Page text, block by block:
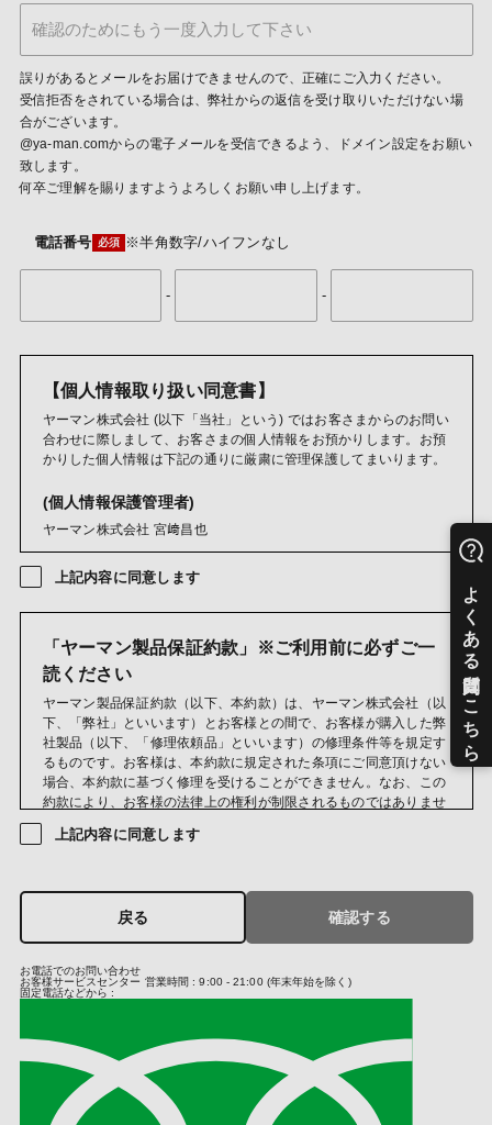
誤りがあるとメールをお届けできませんので、正確にご入力ください。
受信拒否をされている場合は、弊社からの返信を受け取りいただけない場
合がございます。
@ya-man.comからの電子メールを受信できるよう、ドメイン設定をお願い
致します。
何卒ご理解を賜りますようよろしくお願い申し上げます。
電話番号 ※半角数字/ハイフンなし
- -
【個人情報取り扱い同意書】
ヤーマン株式会社 (以下「当社」という) ではお客さまからのお問い
合わせに際しまして、お客さまの個人情報をお預かりします。お預
かりした個人情報は下記の通りに厳粛に管理保護してまいります。
(個人情報保護管理者)
ヤーマン株式会社 宮﨑昌也
(利用目的)
お問い合わせおよびお申し出への対応および必要事項の連絡な
どのため
メールマガジン送信のため
当社のサービスのご案内、サポート情報の提供のため
サービス利用状況に応じた広告表示のため
成果確認のため
当社におけるサービス向上のため
クレジットカードの不正利用検知・防止のため
(第三者への提供)
当社は、クレジットカード決済において、3Dセキュア2.0に対応
し、クレジットカードの不正利用対策を行っております。そのた
が行う不正利用検知・防止のために、お客さまが利用されているカ
ード発行会社及び決済代行会社へ提供させていただきます。
す。当社では、お客様から収集した情報からは、ご利用のカード発
行会社及び当該会社が所在する国を特定することができないため、
以下の個人情報保護措置に関する情報を把握して、ご提供すること
はできません。
上記内容に同意します
「ヤーマン製品保証約款」※ご利用前に必ずご一
読ください
ヤーマン製品保証約款（以下、本約款）は、ヤーマン株式会社（以
下、「弊社」といいます）とお客様との間で、お客様が購入した弊
社製品（以下、「修理依頼品」といいます）の修理条件等を規定す
るものです。お客様は、本約款に規定された条項にご同意頂けない
場合、本約款に基づく修理を受けることができません。なお、この
約款により、お客様の法律上の権利が制限されるものではありませ
は不具合が発生した場合、本約款の定めに従い、弊社修理サービス
部門が対応するものとします。
第２条（保証期間）
保証期間は、お客様が修理依頼品を購入した日（以下、「お買い上
いたしません。ただし、お客様が弊社又は弊社の正規販売店が主催
するイベントやキャンペーン等を通して弊社製品を取得した場合、
当該取得した日から保証期間を起算するものとします。なお、本約
款において、正規販売店とは、弊社と取引のある法人又は弊社と取
上記内容に同意します
戻る 確認する
お電話でのお問い合わせ
お客様サービスセンター 営業時間 : 9:00 - 21:00 (年末年始を除く)
固定電話などから :